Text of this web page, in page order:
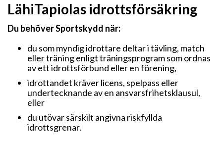
LähiTapiolas idrottsförsäkring
Du behöver Sportskydd när:
du som myndig idrottare deltar i tävling, match
eller träning enligt träningsprogram som ordnas
av ett idrottsförbund eller en förening,
idrottandet kräver licens, spelpass eller
undertecknande av en ansvarsfrihetsklausul,
eller
du utövar särskilt angivna riskfyllda
idrottsgrenar.